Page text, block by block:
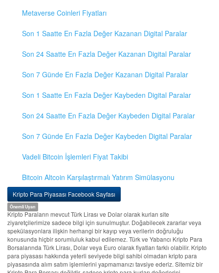
Metaverse Coinleri Fiyatları
Son 1 Saatte En Fazla Değer Kazanan Digital Paralar
Son 24 Saatte En Fazla Değer Kazanan Digital Paralar
Son 7 Günde En Fazla Değer Kazanan Digital Paralar
Son 1 Saatte En Fazla Değer Kaybeden Digital Paralar
Son 24 Saatte En Fazla Değer Kaybeden Digital Paralar
Son 7 Günde En Fazla Değer Kaybeden Digital Paralar
Vadeli Bitcoin İşlemleri Fiyat Takibi
Bitcoin Altcoin Karşılaştırmalı Yatırım Simülasyonu
Kripto Para Piyasası Facebook Sayfası
Önemli Uyarı
Kripto Paraların mevcut Türk Lirası ve Dolar olarak kurları site
ziyaretçilerimize sadece bilgi için sunulmuştur. Doğabilecek zararlar veya
spekülasyonlara ilişkin herhangi bir kayıp veya verilerin doğruluğu
konusunda hiçbir sorumluluk kabul edilemez. Türk ve Yabancı Kripto Para
Borsalarında Türk Lirası, Dolar veya Euro olarak fiyatları farklı olabilir. Kripto
para piyasası hakkında yeterli seviyede bilgi sahibi olmadan kripto para
piyasasında alım satım işlemlerini yapmamanızı tavsiye ederiz. Sitemiz bir